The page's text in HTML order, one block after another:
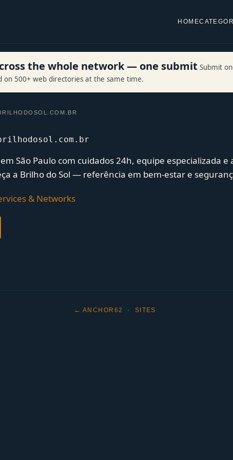
HOME
the whole network — one submit Submit
on 500+ web directories at the same time.
São Paulo com cuidados 24h, equipe especializada e
a Brilho do Sol — referência em bem-estar e
& Networks
← ANCHOR62 · SITES